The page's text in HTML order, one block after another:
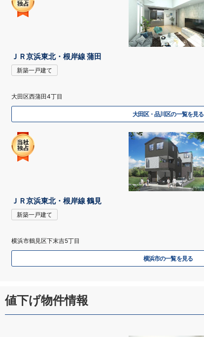
ＪＲ京浜東北・根岸線 蒲田
新築一戸建て
大田区西蒲田4丁目
大田区・品川区の一覧を見る
ＪＲ京浜東北・根岸線 鶴見
新築一戸建て
横浜市鶴見区下末吉5丁目
横浜市の一覧を見る
値下げ物件情報